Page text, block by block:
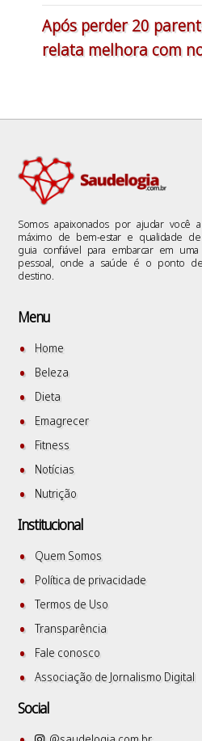
Após perder 20
relata melhora com
Somos apaixonados por ajudar você
máximo de bem-estar e qualidade
guia confiável para embarcar em
pessoal, onde a saúde é o ponto
destino.
Menu
Home
Beleza
Dieta
Emagrecer
Fitness
Notícias
Nutrição
Institucional
Quem Somos
Política de privacidade
Termos de Uso
Transparência
Fale conosco
Associação de Jornalismo Digital
Social